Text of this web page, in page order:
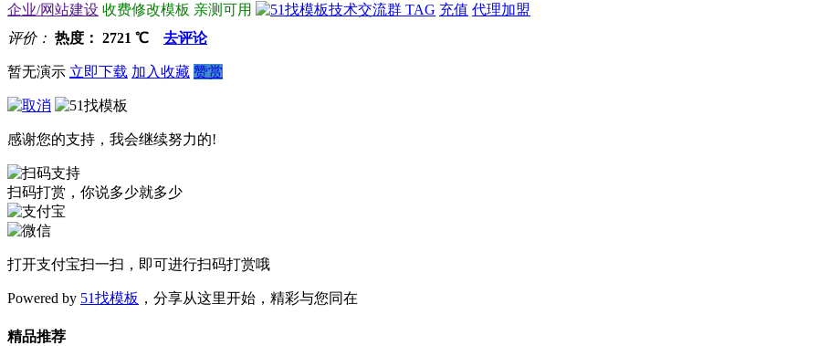
企业/网站建设 收费修改模板 亲测可用 TAG 充值 代理加盟
评价： 热度： 2721 ℃ 去评论
暂无演示 立即下载 加入收藏 赞赏
感谢您的支持，我会继续努力的!
扫码打赏，你说多少就多少
打开支付宝扫一扫，即可进行扫码打赏哦
Powered by 51找模板 ，分享从这里开始，精彩与您同在
精品推荐